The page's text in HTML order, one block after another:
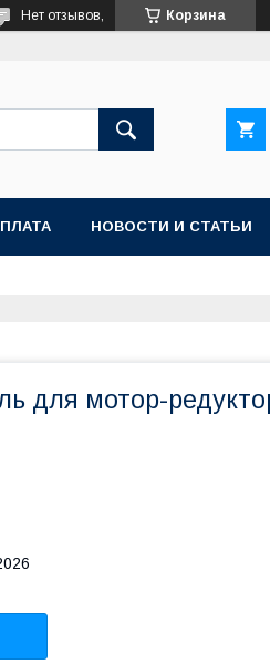
Корзина
Нет отзывов,
НОВОСТИ И СТАТЬИ
для мотор-